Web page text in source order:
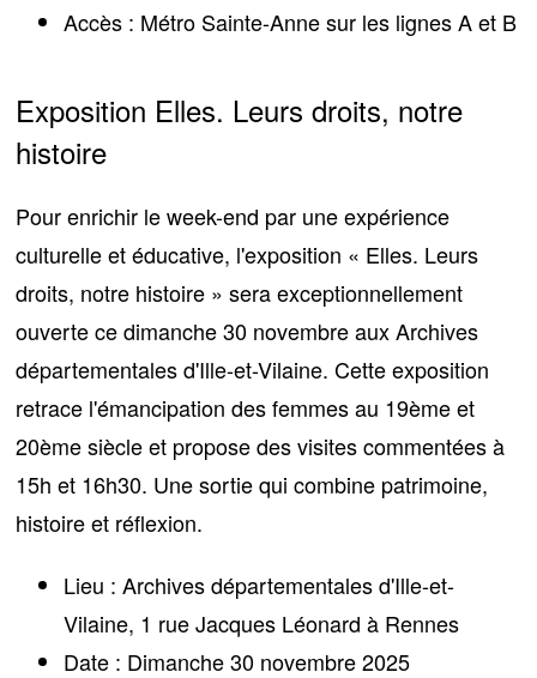
Accès : Métro Sainte-Anne sur les lignes A et B
Exposition Elles. Leurs droits, notre
histoire
Pour enrichir le week-end par une expérience
culturelle et éducative, l'exposition « Elles. Leurs
droits, notre histoire » sera exceptionnellement
ouverte ce dimanche 30 novembre auxArchives
départementales d'Ille-et-Vilaine. Cette exposition
retrace l'émancipation des femmes au 19ème et
20ème siècle et propose des visites commentées à
15h et 16h30. Une sortie qui combine patrimoine,
histoire et réflexion.
Lieu :Archives départementales d'Ille-et-
Vilaine, 1 rue Jacques Léonard à Rennes
Date : Dimanche 30 novembre 2025